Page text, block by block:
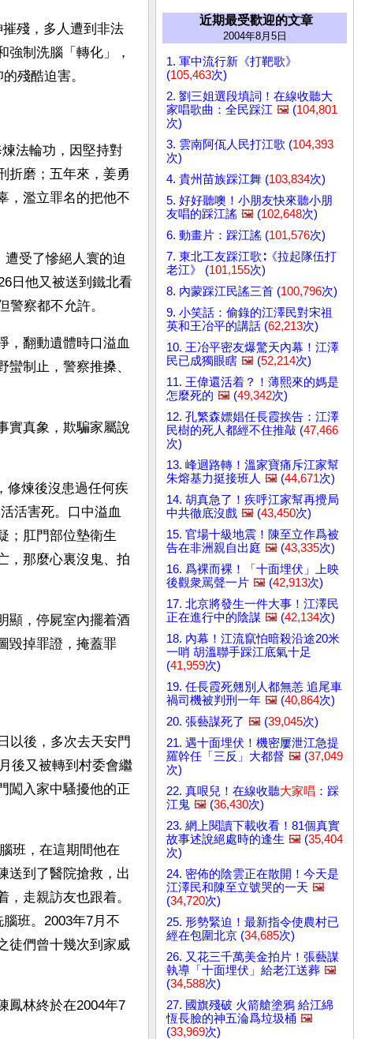
殘，多人遭到非法
制洗腦「轉化」，
殘酷迫害。
法輪功，因堅持對
折磨；五年來，姜勇
，濫立罪名的把他不
受了慘絕人寰的迫
日他又被送到鐵北看
察都不允許。
，翻動遺體時口溢血
制止，警察推搡、
實真象，欺騙家屬說
修煉後沒患過任何疾
活害死。口中溢血
；肛門部位墊衛生
，那麼心裏沒鬼、拍
顯，停屍室內擺着酒
毀掉罪證，掩蓋罪
以後，多次去天安門
後又被轉到村委會繼
闖入家中騷擾他的正
班，在這期間他在
送到了醫院搶救，出
走親訪友也跟着。
班。2003年7月不
徒們曾十幾次到家威
鳳林終於在2004年7
近期最受歡迎的文章
2004年8月5日
1. 軍中流行新《打靶歌》
(105,463次)
2. 劉三姐選段填詞！在線收聽大
家唱歌曲：全民踩江 🖼️ (104,801
次)
3. 雲南阿佤人民打江歌 (104,393
次)
4. 貴州苗族踩江舞 (103,834次)
5. 好好聽噢！小朋友快來聽小朋
友唱的踩江謠 🖼️ (102,648次)
6. 動畫片：踩江謠 (101,576次)
7. 東北工友踩江歌∶《拉起隊伍打
老江》 (101,155次)
8. 內蒙踩江民謠三首 (100,796次)
9. 小笑話：偷錄的江澤民對宋祖
英和王冶平的講話 (62,213次)
10. 王冶平密友爆驚天內幕！江澤
民已成獨眼瞎 🖼️ (52,214次)
11. 王偉還活着？！薄熙來的媽是
怎麼死的 🖼️ (49,342次)
12. 孔繁森嫖娼任長霞挨告：江澤
民樹的死人都經不住推敲 (47,466
次)
13. 峰迴路轉！溫家寶痛斥江家幫
朱熔基力挺接班人 🖼️ (44,671次)
14. 胡真急了！疾呼江家幫再攪局
中共徹底沒戲 🖼️ (43,450次)
15. 官場十級地震！陳至立作爲被
告在非洲親自出庭 🖼️ (43,335次)
16. 爲裸而裸！「十面埋伏」上映
後觀衆罵聲一片 🖼️ (42,913次)
17. 北京將發生一件大事！江澤民
正在進行中的陰謀 🖼️ (42,134次)
18. 內幕！江流竄怕暗殺沿途20米
一哨 胡溫聯手踩江底氣十足
(41,959次)
19. 任長霞死翹別人都無恙 追尾車
禍司機被判刑一年 🖼️ (40,864次)
20. 張藝謀死了 🖼️ (39,045次)
21. 遇十面埋伏！機密屢泄江急提
羅幹任「三反」大都督 🖼️ (37,049
次)
22. 真哏兒！在線收聽大家唱 ：踩
江鬼 🖼️ (36,430次)
23. 網上閱讀下載收看！81個真實
故事述說絕處時的逢生 🖼️ (35,404
次)
24. 密佈的陰雲正在散開！今天是
江澤民和陳至立號哭的一天 🖼️
(34,720次)
25. 形勢緊迫！最新指令使農村已
經在包圍北京 (34,685次)
26. 又花三千萬美金拍片！張藝謀
執導「十面埋伏」給老江送葬 🖼️
(34,588次)
27. 國旗殘破 火箭艙塗鴉 給江綿
恆長臉的神五淪爲垃圾桶 🖼️
(33,969次)